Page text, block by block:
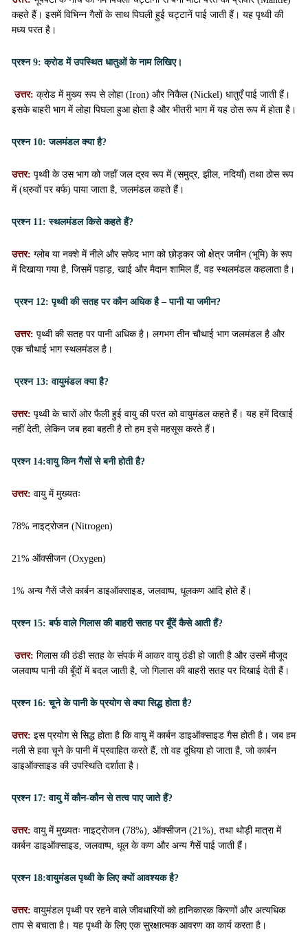
कहते हैं। इसमें विभिन्न गैसों के साथ पिघली हुई चट्टानें पाई जाती हैं। यह पृथ्वी की
मध्य परत है।
प्रश्न 9: क्रोड में उपस्थित धातुओं के नाम लिखिए।
उत्तर: क्रोड में मुख्य रूप से लोहा (Iron) और निकैल (Nickel) धातुएँ पाई जाती हैं।
इसके बाहरी भाग में लोहा पिघला हुआ होता है और भीतरी भाग में यह ठोस रूप में होता है।
प्रश्न 10: जलमंडल क्या है?
उत्तर: पृथ्वी के उस भाग को जहाँ जल द्रव रूप में (समुद्र, झील, नदियाँ) तथा ठोस रूप
में (ध्रुवों पर बर्फ) पाया जाता है, जलमंडल कहते हैं।
प्रश्न 11: स्थलमंडल किसे कहते हैं?
उत्तर: ग्लोब या नक्शे में नीले और सफेद भाग को छोड़कर जो क्षेत्र जमीन (भूमि) के रूप
में दिखाया गया है, जिसमें पहाड़, खाई और मैदान शामिल हैं, वह स्थलमंडल कहलाता है।
प्रश्न 12: पृथ्वी की सतह पर कौन अधिक है – पानी या जमीन?
उत्तर: पृथ्वी की सतह पर पानी अधिक है। लगभग तीन चौथाई भाग जलमंडल है और
एक चौथाई भाग स्थलमंडल है।
प्रश्न 13: वायुमंडल क्या है?
उत्तर: पृथ्वी के चारों ओर फैली हुई वायु की परत को वायुमंडल कहते हैं। यह हमें दिखाई
नहीं देती, लेकिन जब हवा बहती है तो हम इसे महसूस करते हैं।
प्रश्न 14:वायु किन गैसों से बनी होती है?
उत्तर: वायु में मुख्यतः
78% नाइट्रोजन (Nitrogen)
21% ऑक्सीजन (Oxygen)
1% अन्य गैसें जैसे कार्बन डाइऑक्साइड, जलवाष्प, धूलकण आदि होते हैं।
प्रश्न 15: बर्फ वाले गिलास की बाहरी सतह पर बूँदें कैसे आती हैं?
उत्तर: गिलास की ठंडी सतह के संपर्क में आकर वायु ठंडी हो जाती है और उसमें मौजूद
जलवाष्प पानी की बूँदों में बदल जाती है, जो गिलास की बाहरी सतह पर दिखाई देती हैं।
प्रश्न 16: चूने के पानी के प्रयोग से क्या सिद्ध होता है?
उत्तर: इस प्रयोग से सिद्ध होता है कि वायु में कार्बन डाइऑक्साइड गैस होती है। जब हम
नली से हवा चूने के पानी में प्रवाहित करते हैं, तो वह दूधिया हो जाता है, जो कार्बन
डाइऑक्साइड की उपस्थिति दर्शाता है।
प्रश्न 17: वायु में कौन-कौन से तत्व पाए जाते हैं?
उत्तर: वायु में मुख्यतः नाइट्रोजन (78%), ऑक्सीजन (21%), तथा थोड़ी मात्रा में
कार्बन डाइऑक्साइड, जलवाष्प, धूल के कण और अन्य गैसें पाई जाती हैं।
प्रश्न 18:वायुमंडल पृथ्वी के लिए क्यों आवश्यक है?
उत्तर: वायुमंडल पृथ्वी पर रहने वाले जीवधारियों को हानिकारक किरणों और अत्यधिक
ताप से बचाता है। यह पृथ्वी के लिए एक सुरक्षात्मक आवरण का कार्य करता है।